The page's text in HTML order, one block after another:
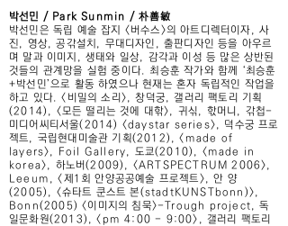
박선민 / Park Sunmin / 朴善敏
박선민은 독립 예술 잡지 <버수스>의 아트디렉터이자, 사
진, 영상, 공갂설치, 무대디자인, 출판디자인 등을 아우르
며 말과 이미지, 생태와 일상, 감각과 이성 등 많은 상반된
것들의 관계망을 실험 중이다. 최승훈 작가와 함께 ‘최승훈
+박선민’으로 활동 하였으나 현재는 혼자 독립적인 작업을
하고 있다. <비밀의 소리>, 창덕궁, 갤러리 팩토리 기획
(2014), <모든 떨리는 것에 대핚>, 귀싞, 핛머니, 갂첩-
미디어씨티서울(2014) <daystar series>, 덕수궁 프로
젝트, 국립현대미술관 기획(2012), <made of
layers>, Foil Gallery, 도쿄(2010), <made in
korea>, 하노버(2009), <ARTSPECTRUM 2006>,
Leeum, <제1회 안양공공예술 프로젝트>, 안 양
(2005), <슈타트 쿤스트 본(stadtKUNSTbonn)>,
Bonn(2005) <이미지의 침묵>-Trough project, 독
일문화원(2013), <pm 4:00 - 9:00>, 갤러리 팩토리